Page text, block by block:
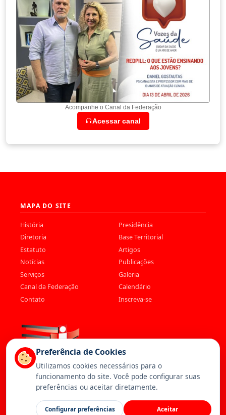
Acompanhe o Canal da Federação
Acessar canal
MAPA DO SITE
História
Presidência
Diretoria
Base Territorial
Estatuto
Artigos
Notícias
Publicações
Serviços
Galeria
Canal da Federação
Calendário
Contato
Inscreva-se
© 2026 Federação dos Trabalhadores da Saúde. Todos os direitos
Preferência de Cookies
Utilizamos cookies necessários para o
funcionamento do site. Você pode configurar suas
preferências ou aceitar diretamente.
Configurar preferências Aceitar